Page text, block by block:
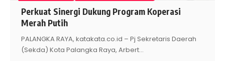
Perkuat Sinergi Dukung Program Koperasi
Merah Putih
PALANGKA RAYA, katakata.co.id – Pj Sekretaris Daerah
(Sekda) Kota Palangka Raya, Arbert…